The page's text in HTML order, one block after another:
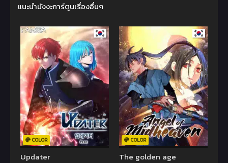
แนะนำมังงะการ์ตูนเรื่องอื่นๆ
COLOR
Updater
COLOR
The golden age